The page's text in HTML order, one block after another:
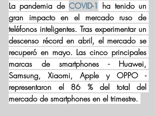
La pandemia de COVID-1 ha tenido un
gran impacto en el mercado ruso de
teléfonos inteligentes. Tras experimentar un
descenso récord en abril, el mercado se
recuperó en mayo. Las cinco principales
marcas de smartphones - Huawei,
Samsung, Xiaomi, Apple y OPPO -
representaron el 86 % del total del
mercado de smartphones en el trimestre.